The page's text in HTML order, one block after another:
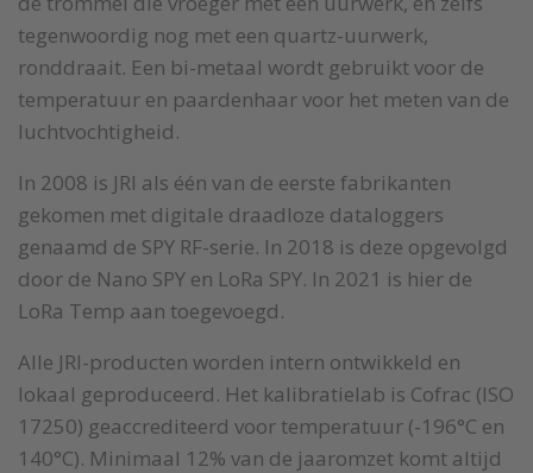
tegenwoordig nog met een quartz-uurwerk,
ronddraait. Een bi-metaal wordt gebruikt voor de
temperatuur en paardenhaar voor het meten van de
luchtvochtigheid.
In 2008 is JRI als één van de eerste fabrikanten
gekomen met digitale draadloze dataloggers
genaamd de SPY RF-serie. In 2018 is deze opgevolgd
door de Nano SPY en LoRa SPY. In 2021 is hier de
LoRa Temp aan toegevoegd.
Alle JRI-producten worden intern ontwikkeld en
lokaal geproduceerd. Het kalibratielab is Cofrac (ISO
17250) geaccrediteerd voor temperatuur (-196°C en
140°C). Minimaal 12% van de jaaromzet komt altijd